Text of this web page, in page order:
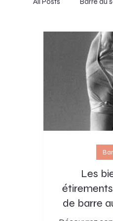
Les
étirements
de barre